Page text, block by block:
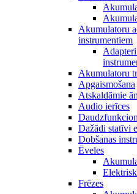
Akumulatoru
instrumentiem
Akumulatoru
Apgaismošana
Atskaldāmie
Audio ierīces
Dažādi statīvi
Dobšanas
Ēveles
Frēzes